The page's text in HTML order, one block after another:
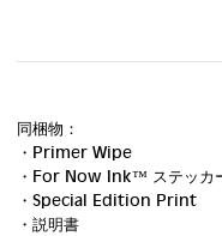
同梱物：
・Primer Wipe
・For Now Ink ™ ステッカ
・Special Edition Print
・説明書